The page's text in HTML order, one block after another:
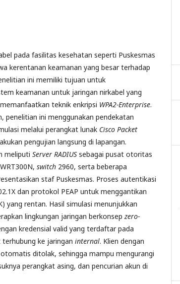
pada fasilitas kesehatan seperti Puskesmas
kerentanan keamanan yang besar terhadap
ini memiliki tujuan untuk
keamanan untuk jaringan nirkabel yang
teknik enkripsi WPA2-Enterprise.
penelitian ini menggunakan pendekatan
melalui perangkat lunak Cisco Packet
pengujian langsung di lapangan.
meliputi Server RADIUS sebagai pusat otoritas
WRT300N, switch 2960, serta beberapa
staf Puskesmas. Proses autentikasi
dan protokol PEAP untuk menggantikan
yang rentan. Hasil simulasi menunjukkan
lingkungan jaringan berkonsep zero-
kredensial valid yang terdaftar pada
ke jaringan internal. Klien dengan
ditolak, sehingga mampu mengurangi
perangkat asing, dan pencurian akun di